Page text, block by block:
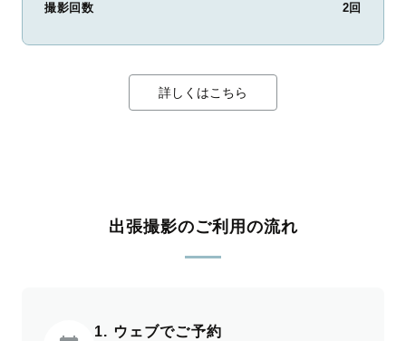
撮影回数
2回
詳しくはこちら
出張撮影のご利用の流れ
1. ウェブでご予約